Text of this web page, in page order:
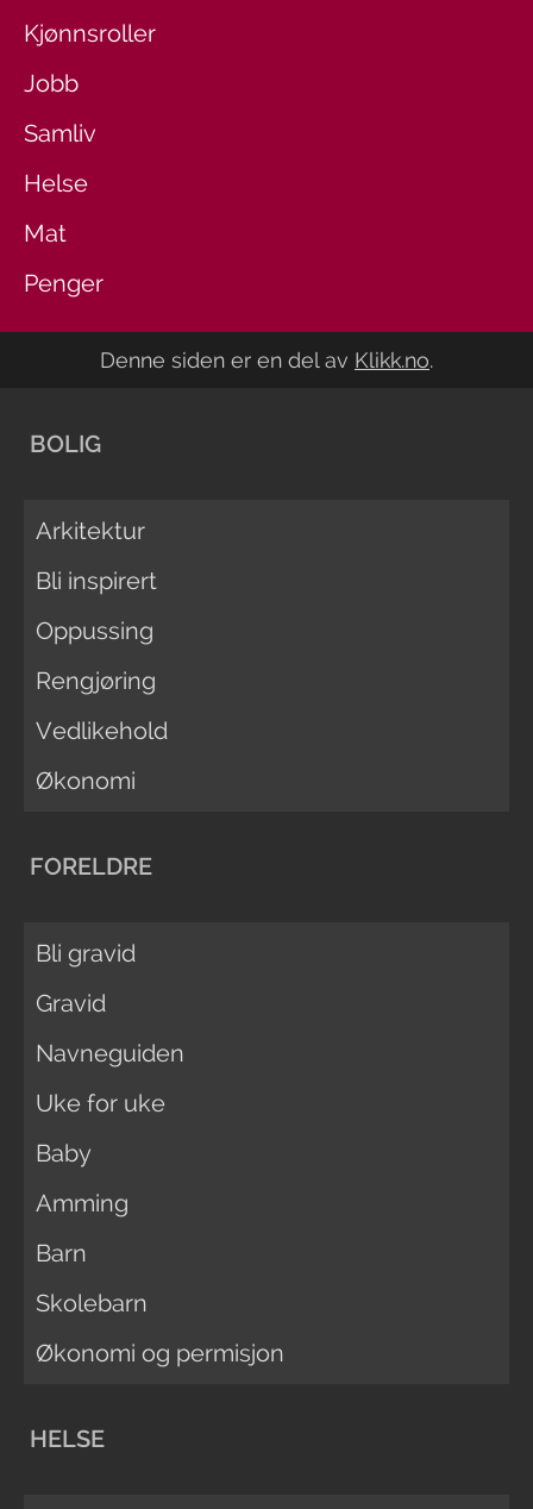
Kjønnsroller
Jobb
Samliv
Helse
Mat
Penger
Denne siden er en del av Klikk.no.
BOLIG
Arkitektur
Bli inspirert
Oppussing
Rengjøring
Vedlikehold
Økonomi
FORELDRE
Bli gravid
Gravid
Navneguiden
Uke for uke
Baby
Amming
Barn
Skolebarn
Økonomi og permisjon
HELSE